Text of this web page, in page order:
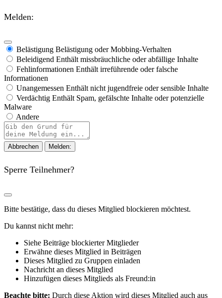
Melden:
Belästigung Belästigung oder Mobbing-Verhalten
Beleidigend Enthält missbräuchliche oder abfällige Inhalte
Fehlinformationen Enthält irreführende oder falsche
Informationen
Unangemessen Enthält nicht jugendfreie oder sensible Inhalte
Verdächtig Enthält Spam, gefälschte Inhalte oder potenzielle
Malware
Andere
Berichtsnotiz
Melden:
Sperre Teilnehmer?
Bitte bestätige, dass du dieses Mitglied blockieren möchtest.
Du kannst nicht mehr:
Siehe Beiträge blockierter Mitglieder
Erwähne dieses Mitglied in Beiträgen
Dieses Mitglied zu Gruppen einladen
Nachricht an dieses Mitglied
Hinzufügen dieses Mitglieds als Freund:in
Beachte bitte: Durch diese Aktion wird dieses Mitglied auch aus